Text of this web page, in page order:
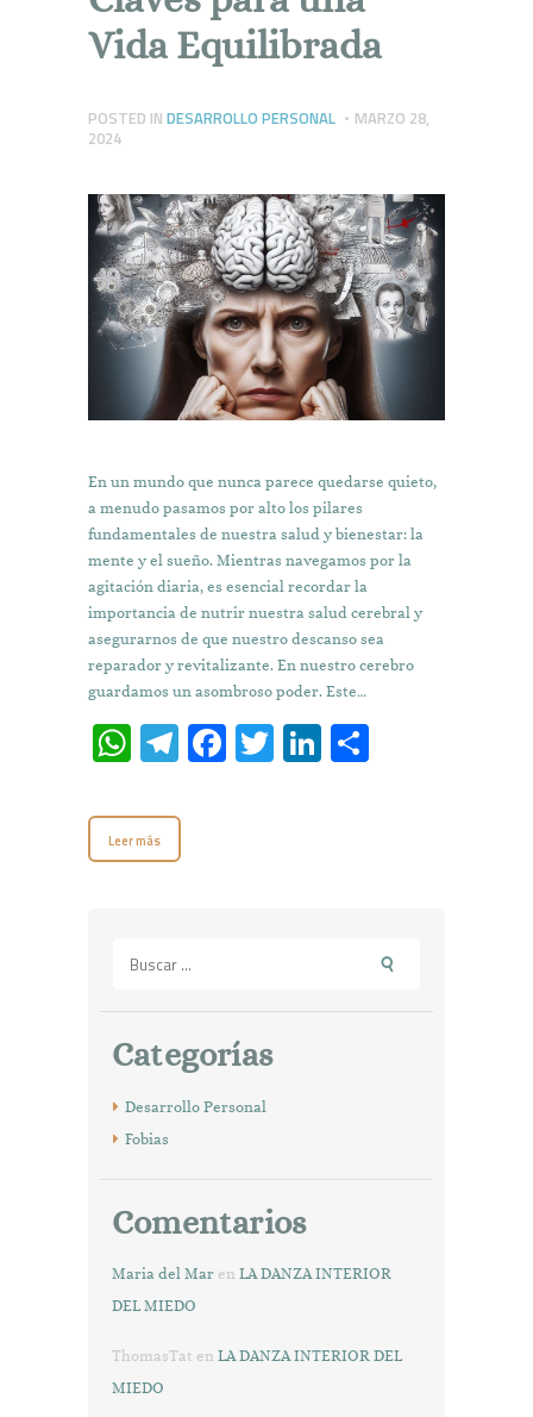
Vida Equilibrada
POSTED IN DESARROLLO PERSONAL
MARZO 28,
2024
En un mundo que nunca parece quedarse quieto,
a menudo pasamos por alto los pilares
fundamentales de nuestra salud y bienestar: la
mente y el sueño. Mientras navegamos por la
agitación diaria, es esencial recordar la
importancia de nutrir nuestra salud cerebral y
asegurarnos de que nuestro descanso sea
reparador y revitalizante. En nuestro cerebro
guardamos un asombroso poder. Este…
W
at
s
p
T
e
gr
Fa T
Li
r
Leer más
Categorías
Desarrollo Personal
Fobias
Comentarios
Maria del Mar en LA DANZA INTERIOR
DEL MIEDO
ThomasTat en LA DANZA INTERIOR DEL
MIEDO